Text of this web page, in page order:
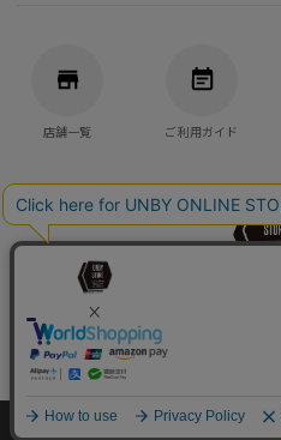
店舗一覧 ご利用ガイド
UNBY GENERAL
©UNBY ONLINE